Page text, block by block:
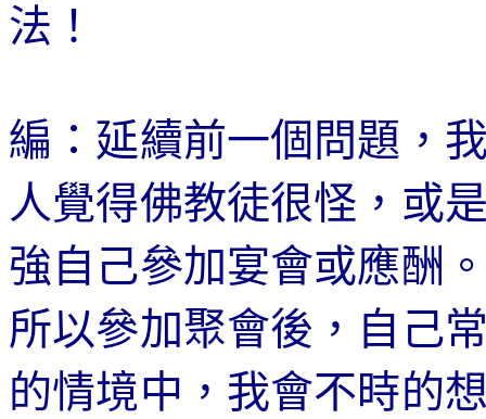
法！
編：延續前一個問題，
人覺得佛教徒很怪，或
強自己參加宴會或應酬
所以參加聚會後，自己
的情境中，我會不時的